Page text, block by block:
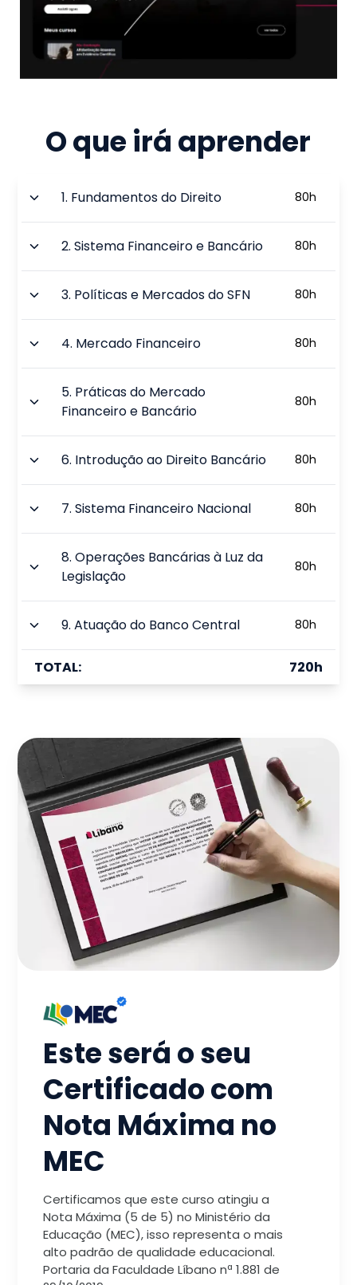
O que irá aprender
1. Fundamentos do Direito 80h
2.Sistema Financeiro e Bancário 80h
3. Políticas e Mercados do SFN 80h
4. Mercado Financeiro 80h
5. Práticas do Mercado
Financeiro e Bancário
80h
6. Introdução ao Direito Bancário 80h
7.Sistema Financeiro Nacional 80h
8.Operações Bancárias à Luz da
Legislação
80h
9.Atuação do Banco Central 80h
TOTAL: 720h
Este será o seu
Certificado com
Nota Máxima no
MEC
Certificamos que este curso atingiu a
Nota Máxima (5 de 5) no Ministério da
Educação (MEC), isso representa o mais
alto padrão de qualidade educacional.
Portaria da Faculdade Líbano nª 1.881 de